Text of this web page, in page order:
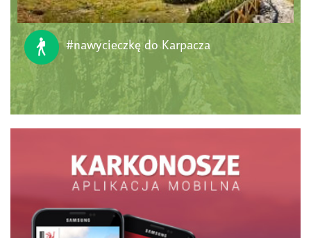
#nawycieczkę do Karpacza